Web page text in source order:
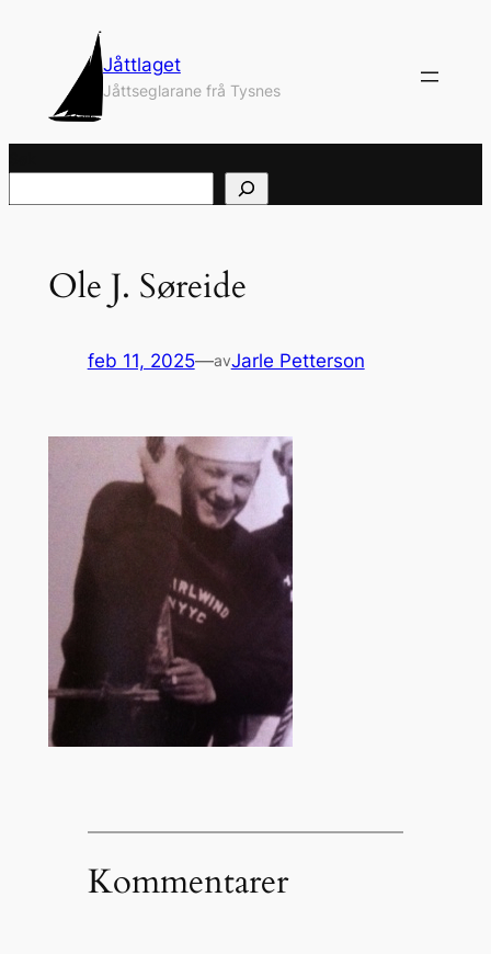
Jåttlaget
Jåttseglarane frå Tysnes
Ole J. Søreide
feb 11, 2025—avJarle Petterson
Kommentarer